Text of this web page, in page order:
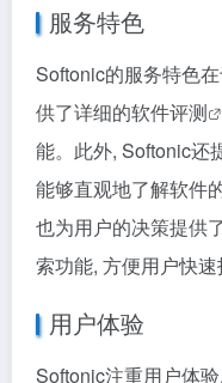
服务特色
Softonic的服务特色
供了详细的软件评测
能。此外, Softonic还
能够直观地了解软件
也为用户的决策提供
索功能, 方便用户快速
用户体验
Softonic注重用户体